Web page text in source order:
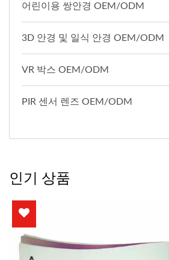
어린이용 쌍안경 OEM/ODM
3D 안경 및 일식 안경 OEM/ODM
VR 박스 OEM/ODM
PIR 센서 렌즈 OEM/ODM
인기 상품